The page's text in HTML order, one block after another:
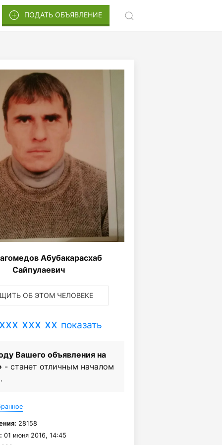
ПОДАТЬ ОБЪЯВЛЕНИЕ
Абубакарасхаб
Сайпулаевич
ОБ ЭТОМ ЧЕЛОВЕКЕ
xxx xx показать
Вашего объявления на
- станет отличным началом
28158
01 июня 2016, 14:45